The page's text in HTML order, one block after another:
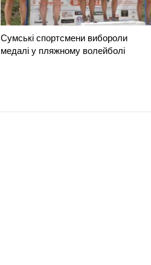
Сумські спортсмени вибороли
медалі у пляжному волейболі